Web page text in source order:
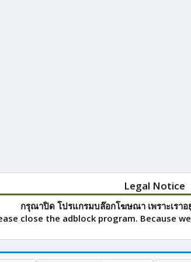
Legal Notice
กรุณาปิด โปรแกรมบล๊อกโฆษณา เพราะเรา
close the adblock program. Because